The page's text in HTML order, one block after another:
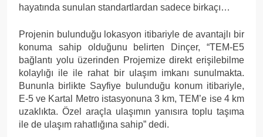
hayatında sunulan standartlardan sadece birkaçı…
Projenin bulunduğu lokasyon itibariyle de avantajlı bir
konuma sahip olduğunu belirten Dinçer, “TEM-E5
bağlantı yolu üzerinden Projemize direkt erişilebilme
kolaylığı ile ile rahat bir ulaşım imkanı sunulmakta.
Bununla birlikte Sayfiye bulunduğu konum itibariyle,
E-5 ve Kartal Metro istasyonuna 3 km, TEM’e ise 4 km
uzaklıkta. Özel araçla ulaşımın yanısıra toplu taşıma
ile de ulaşım rahatlığına sahip” dedi.